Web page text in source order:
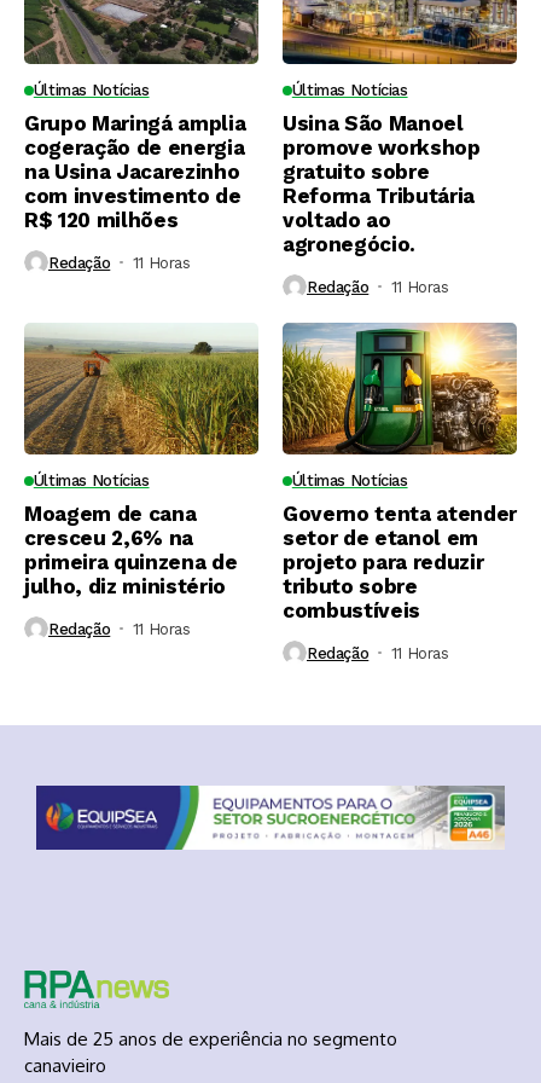
Últimas Notícias
Grupo Maringá amplia
cogeração de energia
na Usina Jacarezinho
com investimento de
R$ 120 milhões
Redação 11 Horas ⁮
Últimas Notícias
Usina São Manoel
promove workshop
gratuito sobre
Reforma Tributária
voltado ao
agronegócio.
Redação 11 Horas ⁮
Últimas Notícias
Moagem de cana
cresceu 2,6% na
primeira quinzena de
julho, diz ministério
Redação 11 Horas ⁮
Últimas Notícias
Governo tenta atender
setor de etanol em
projeto para reduzir
tributo sobre
combustíveis
Redação 11 Horas ⁮
Mais de 25 anos de experiência no segmento
canavieiro